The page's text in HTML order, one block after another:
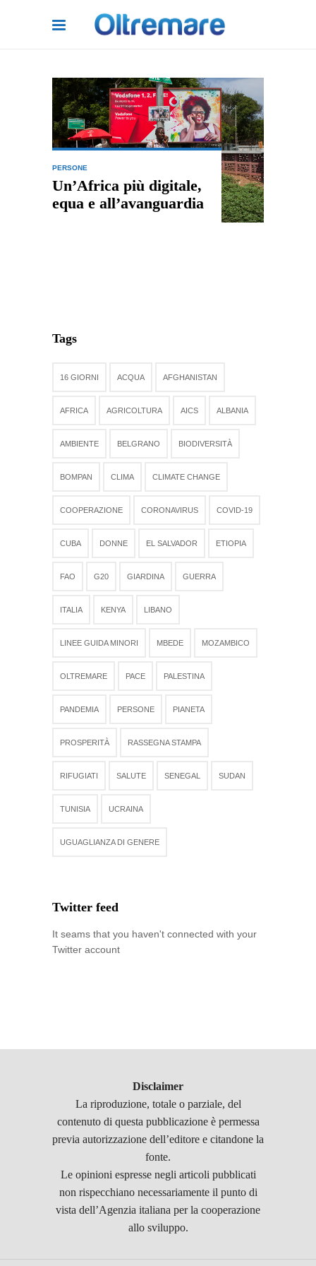
PERSONE
Un’Africa più digitale,
equa e all’avanguardia
Tags
16 GIORNI ACQUA AFGHANISTAN
AFRICA AGRICOLTURA AICS ALBANIA
AMBIENTE BELGRANO BIODIVERSITÀ
BOMPAN CLIMA CLIMATE CHANGE
COOPERAZIONE CORONAVIRUS COVID-19
CUBA DONNE EL SALVADOR ETIOPIA
FAO G20 GIARDINA GUERRA
ITALIA KENYA LIBANO
LINEE GUIDA MINORI MBEDE MOZAMBICO
OLTREMARE PACE PALESTINA
PANDEMIA PERSONE PIANETA
PROSPERITÀ RASSEGNA STAMPA
RIFUGIATI SALUTE SENEGAL SUDAN
TUNISIA UCRAINA
UGUAGLIANZA DI GENERE
Twitter feed
It seams that you haven't connected with your
Twitter account
Disclaimer
La riproduzione, totale o parziale, del
contenuto di questa pubblicazione è permessa
previa autorizzazione dell’editore e citandone la
fonte.
Le opinioni espresse negli articoli pubblicati
non rispecchiano necessariamente il punto di
vista dell’Agenzia italiana per la cooperazione
allo sviluppo.